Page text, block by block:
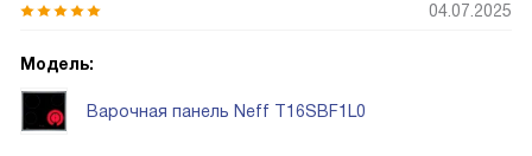
04.07.2025
Модель:
Варочная панель Neff T16SBF1L0